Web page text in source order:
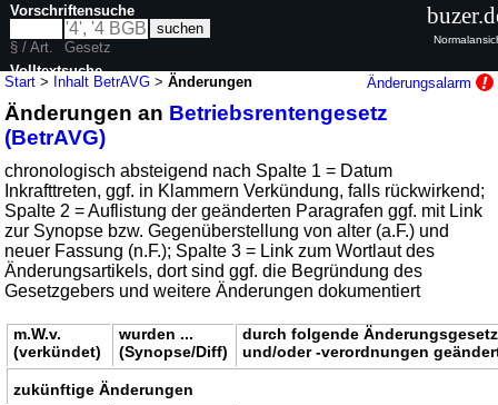
Start > Inhalt BetrAVG >Änderungen Änderungsalarm
Änderungen an Betriebsrentengesetz
(BetrAVG)
chronologisch absteigend nach Spalte 1 = Datum
Inkrafttreten, ggf. in Klammern Verkündung, falls rückwirkend;
Spalte 2 = Auflistung der geänderten Paragrafen ggf. mit Link
zur Synopse bzw. Gegenüberstellung von alter (a.F.) und
neuer Fassung (n.F.); Spalte 3 = Link zum Wortlaut des
Änderungsartikels, dort sind ggf. die Begründung des
Gesetzgebers und weitere Änderungen dokumentiert
m.W.v.
(verkündet)
wurden ...
(Synopse/Diff)
durch folgende
und/oder -verordnungen
zukünftige Änderungen
Vorschriftensuche
§ / Art.
Gesetz
Volltextsuche
nur in BetrAVG